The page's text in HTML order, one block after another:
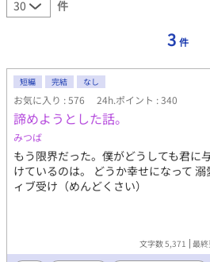
件
3 件
短編 完結 なし
お気に入り : 576 24h.ポイント : 340
諦めようとした話。
みつば
もう限界だった。僕がどうしても君に
けているのは。 どうか幸せになって
ィブ受け（めんどくさい）
文字数 5,371 最